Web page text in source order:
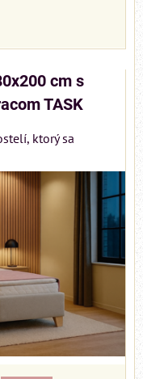
cm s
TASK
ktorý sa